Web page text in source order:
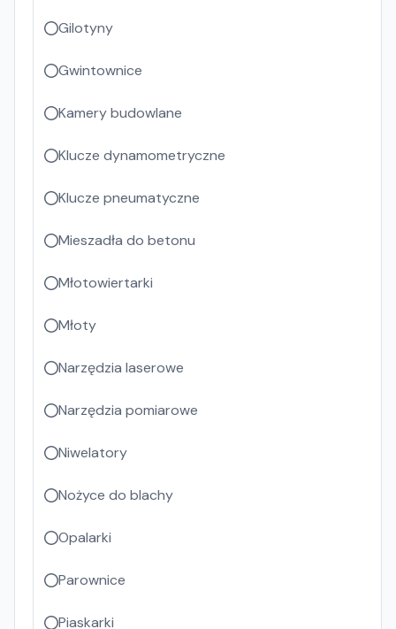
Gilotyny
Gwintownice
Kamery budowlane
Klucze dynamometryczne
Klucze pneumatyczne
Mieszadła do betonu
Młotowiertarki
Młoty
Narzędzia laserowe
Narzędzia pomiarowe
Niwelatory
Nożyce do blachy
Opalarki
Parownice
Piaskarki